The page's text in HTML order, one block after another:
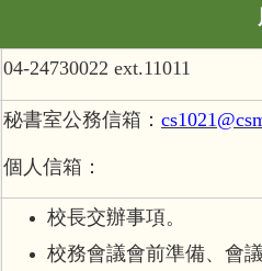
04-24730022 ext.11011
秘書室公務信箱：
個人信箱：
校長交辦事項。
校務會議會前準備、會